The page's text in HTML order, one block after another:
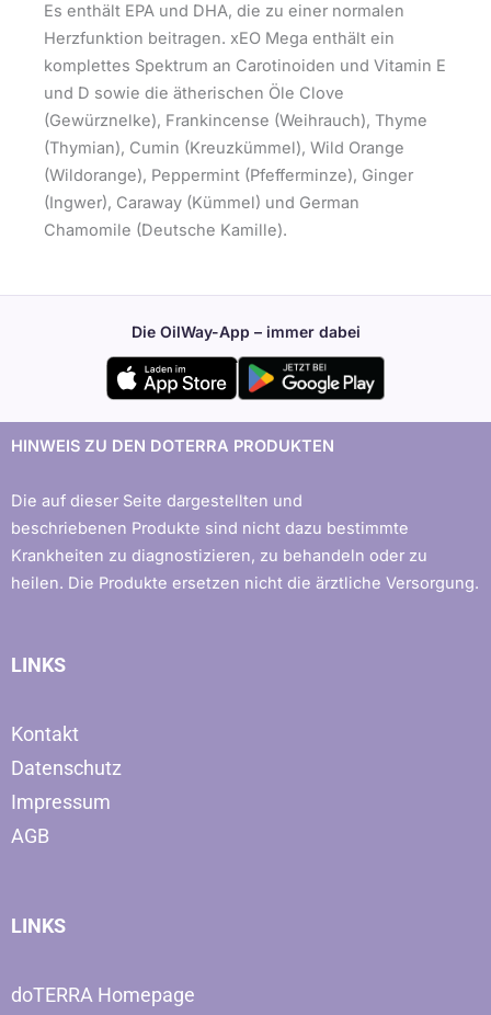
Es enthält EPA und DHA, die zu einer normalen
Herzfunktion beitragen. xEO Mega enthält ein
komplettes Spektrum an Carotinoiden und Vitamin E
und D sowie die ätherischen Öle Clove
(Gewürznelke), Frankincense (Weihrauch), Thyme
(Thymian), Cumin (Kreuzkümmel), Wild Orange
(Wildorange), Peppermint (Pfefferminze), Ginger
(Ingwer), Caraway (Kümmel) und German
Chamomile (Deutsche Kamille).
Die OilWay-App – immer dabei
HINWEIS ZU DEN DOTERRA PRODUKTEN
Die auf dieser Seite dargestellten und
beschriebenen Produkte sind nicht dazu bestimmte
Krankheiten zu diagnostizieren, zu behandeln oder zu
heilen. Die Produkte ersetzen nicht die ärztliche Versorgung.
LINKS
Kontakt
Datenschutz
Impressum
AGB
LINKS
doTERRA Homepage